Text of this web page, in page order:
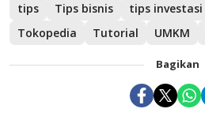
tips
Tips bisnis tips investasi
Tokopedia
Tutorial UMKM
Bagikan